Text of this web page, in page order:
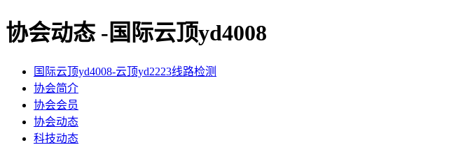
协会动态 -国际云顶yd4008
国际云顶yd4008-云顶yd2223线路检测
协会简介
协会会员
协会动态
科技动态